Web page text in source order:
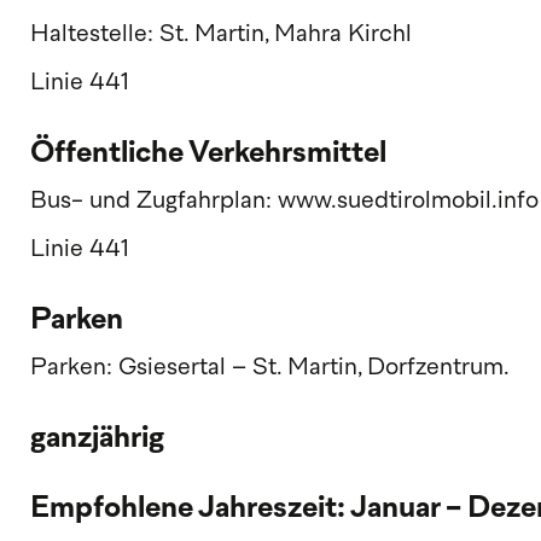
Haltestelle: St. Martin, Mahra Kirchl
Linie 441
Öffentliche Verkehrsmittel
Bus- und Zugfahrplan: www.suedtirolmobil.info
Linie 441
Parken
Parken: Gsiesertal – St. Martin, Dorfzentrum.
ganzjährig
Empfohlene Jahreszeit: Januar -